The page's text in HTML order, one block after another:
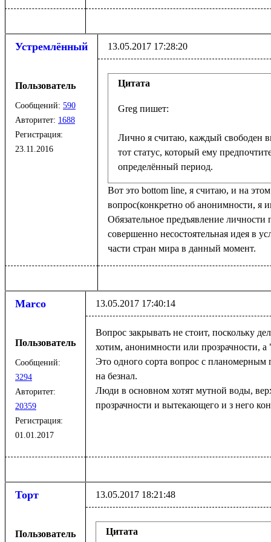
Устремлённый
Пользователь
Сообщений: 590
Авторитет: 1688
Регистрация:
23.11.2016
13.05.2017 17:28:20
Цитата
Лично я считаю, каждый свободен
тот статус, который ему
определённый период.
Вот это bottom line, я считаю, и на
вопрос(конкретно об анонимности, я
Обязательное предъявление личности
совершенно несостоятельная идея в
части стран мира в данный момент.
Marco
Пользователь
Сообщений:
3294
Авторитет:
20359
Регистрация:
01.01.2017
13.05.2017 17:40:14
Вопрос закрывать не стоит, поскольку
хотим, анонимности или прозрачности, а
Это одного сорта вопрос с планомерным
на безнал.
Люди в основном хотят мутной воды,
прозрачности и вытекающего и з него
Торт
Пользователь
13.05.2017 18:21:48
Цитата